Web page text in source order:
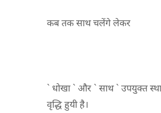
कब तक साथ चलेंगे लेकर
` धोखा ` और ` साथ ` उपयुक्त
वृद्धि हुयी है।